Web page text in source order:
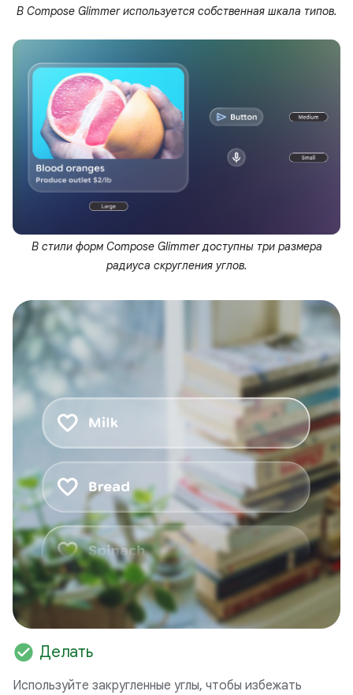
В Compose Glimmer используется собственная шкала типов.
В стили форм Compose Glimmer доступны три размера
радиуса скругления углов.
check_circle Делать
Используйте закругленные углы, чтобы избежать